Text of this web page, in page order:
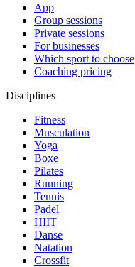
App
Group sessions
Private sessions
For businesses
Which sport to choose
Coaching pricing
Disciplines
Fitness
Musculation
Yoga
Boxe
Pilates
Running
Tennis
Padel
HIIT
Danse
Natation
Crossfit